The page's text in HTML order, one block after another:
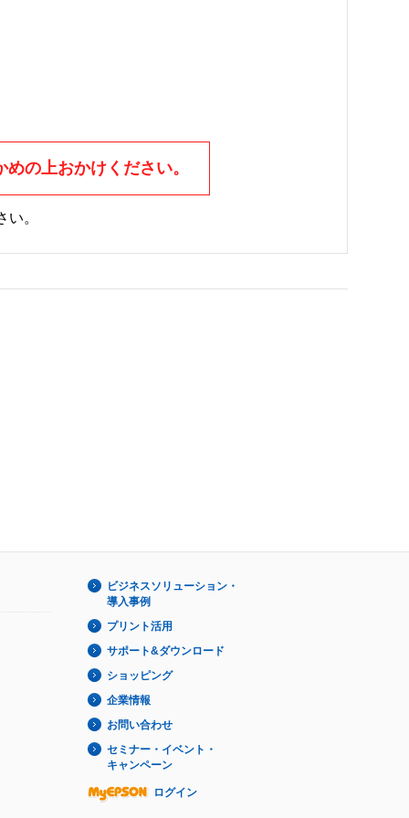
の上おかけください。
い。
ビジネスソリューション・
導入事例
プリント活用
サポート&ダウンロード
ショッピング
企業情報
お問い合わせ
セミナー・イベント・
キャンペーン
ログイン